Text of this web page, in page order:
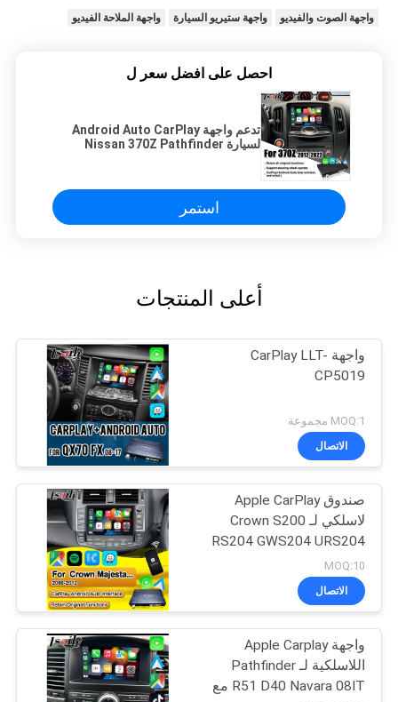
واجهة الصوت والفيديو واجهة ستيريو السيارة واجهة الملاحة الفيديو
احصل على افضل سعر ل
تدعم واجهة Android Auto CarPlay
لسيارة Nissan 370Z Pathfinder
استمر
أعلى المنتجات
واجهة CarPlay LLT-
CP5019
MOQ:1 مجموعة
الاتصال
صندوق Apple CarPlay
لاسلكي لـ Crown S200
RS204 GWS204 URS204
URS206 Majesta XV
Athlete Saloon Toyota
متكامل مع Android Auto
MOQ:10
الاتصال
واجهة Apple Carplay
اللاسلكية لـ Pathfinder
R51 D40 Navara 08IT مع